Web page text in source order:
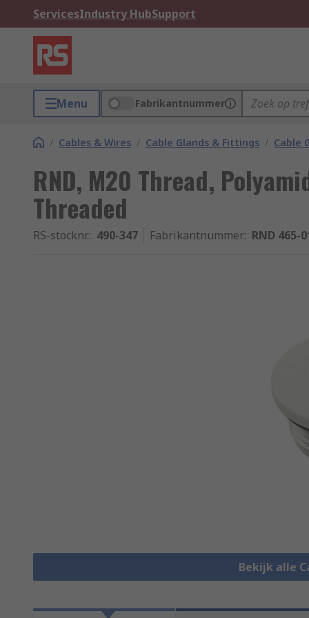
ServicesIndustry HubSupport
Menu Fabrikantnummer
/ Cables & Wires / Cable Glands & Fittings / Cable
RND, M20 Thread,
Threaded
RS-stocknr.: 490-347 Fabrikantnummer: RND 465-
Bekijk alle